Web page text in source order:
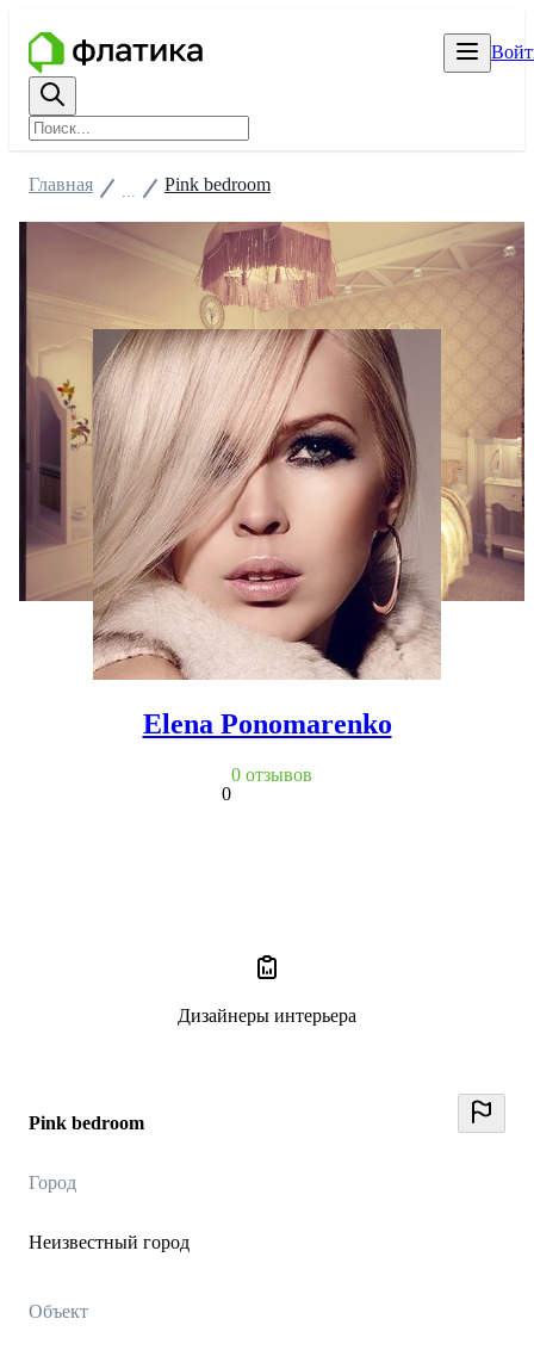
Pink bedroom
Город
Неизвестный город
Объект
Главная Pink bedroom
Elena Ponomarenko
0
0 отзывов
Дизайнеры интерьера